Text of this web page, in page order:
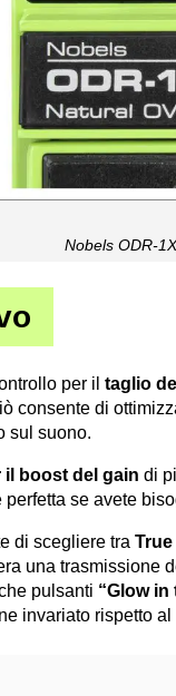
Nobels ODR-1X
per il taglio
consente di
sul suono.
il boost del gain di
perfetta se avete
di scegliere tra
una trasmissione
pulsanti “Glow in
invariato rispetto